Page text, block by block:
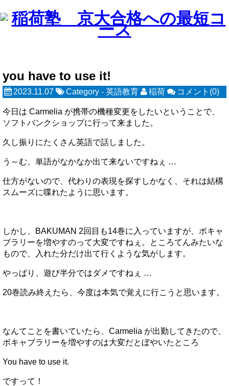
you have to use it!
2023.11.07 Category - 英語教育 稲荷 コメント(0)
今日は Carmelia が携帯の機種変更をしたいということで、
ソフトバンクショップに行って来ました。
久し振りにたくさん英語で話しました。
う～む、単語がなかなか出て来ないですねぇ …
仕方がないので、代わりの表現を探すしかなく、それは結構
スムーズに喋れたように思います。
しかし、BAKUMAN 2回目も14巻に入っていますが、ボキャ
ブラリーを増やすのって大変ですねぇ。ところてんみたいな
もので、入れた分だけ出て行くような気がします。
やっぱり、遊び半分ではダメですねぇ …
20巻読み終えたら、今度は本気で覚えに行こうと思います。
なんてことを書いていたら、Carmelia が出勤してきたので、
ボキャブラリーを増やすのは大変だとぼやいたところ
You have to use it.
ですって！